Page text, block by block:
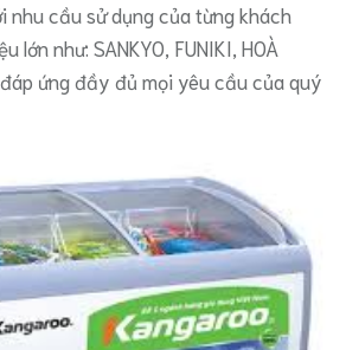
nhu cầu sử dụng của từng khách
lớn như: SANKYO, FUNIKI, HOÀ
ứng đầy đủ mọi yêu cầu của quý